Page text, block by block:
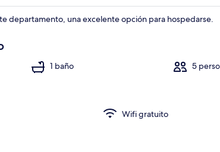
departamento, una excelente opción para hospedarse.
1 baño 5
Wifi gratuito